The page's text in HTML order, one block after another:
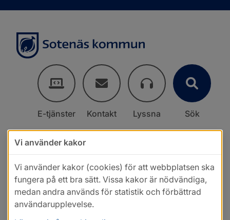
E-tjänster Kontakt Lyssna Sök
Vi använder kakor
Vi använder kakor (cookies) för att webbplatsen ska
fungera på ett bra sätt. Vissa kakor är nödvändiga,
medan andra används för statistik och förbättrad
användarupplevelse.